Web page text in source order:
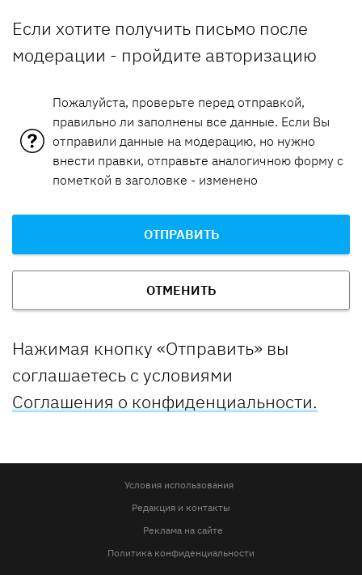
Если хотите получить письмо после
модерации - пройдите авторизацию
Пожалуйста, проверьте перед отправкой,
правильно ли заполнены все данные. Если Вы
отправили данные на модерацию, но нужно
внести правки, отправьте аналогичною форму с
пометкой в заголовке - изменено
ОТПРАВИТЬ
ОТМЕНИТЬ
Нажимая кнопку «Отправить» вы
соглашаетесь с условиями
Соглашения о конфиденциальности.
Условия использования
Редакция и контакты
Реклама на сайте
Политика конфиденциальности